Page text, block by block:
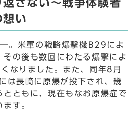
さない～戦争体験者
い
米軍の戦略爆撃機B29によ
その後も数回にわたる爆撃によ
なりました。また、同年8月
は長崎に原爆が投下され、幾
ともに、現在もなお原爆症で
す。